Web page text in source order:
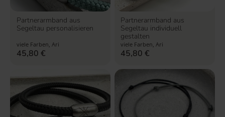
Partnerarmband aus
Segeltau personalisieren
viele Farben, Ari
45,80 €
Partnerarmband aus
Segeltau individuell
gestalten
viele Farben, Ari
45,80€